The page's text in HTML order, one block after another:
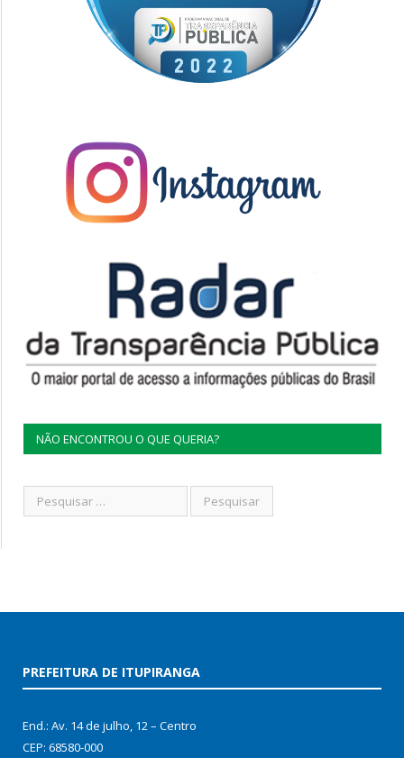
NÃO ENCONTROU O QUE QUERIA?
PREFEITURA DE ITUPIRANGA
End.: Av. 14 de julho, 12 – Centro
CEP: 68580-000